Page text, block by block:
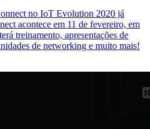
no IoT Evolution 2020 já
acontece em 11 de fevereiro, em
treinamento, apresentações de
de networking e muito mais!